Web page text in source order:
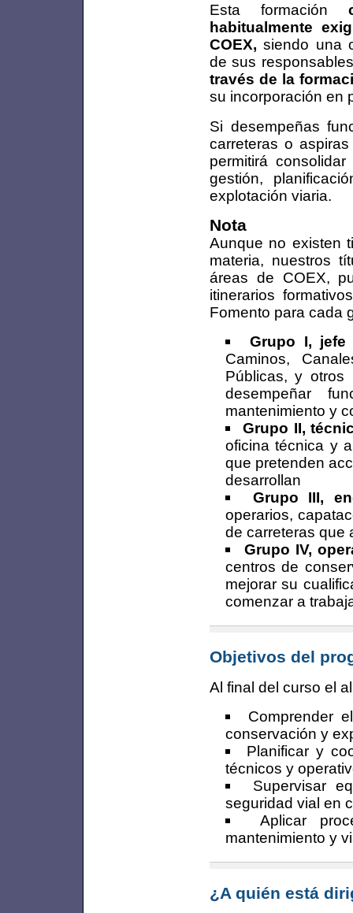
Esta formación
habitualmente
COEX, siendo una
de sus
través de la
su incorporación en
Si desempeñas
carreteras o
permitirá
gestión,
explotación viaria.
Nota
Aunque no existen
materia, nuestros
áreas de COEX,
itinerarios
Fomento para cada
Grupo I, jefe
Caminos,
Públicas, y
desempeñar
mantenimiento y
Grupo II,
oficina técnica y
que pretenden
desarrollan
Grupo III,
operarios,
de carreteras que
Grupo IV,
centros de
mejorar su
comenzar a
Objetivos del
Al final del curso el
Comprender
conservación y
Planificar y
técnicos y
Supervisar
seguridad vial en
Aplicar
mantenimiento y
¿A quién está